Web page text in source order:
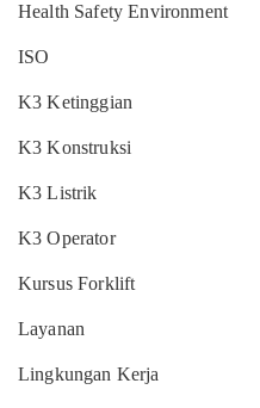
Health Safety Environment
ISO
K3 Ketinggian
K3 Konstruksi
K3 Listrik
K3 Operator
Kursus Forklift
Layanan
Lingkungan Kerja